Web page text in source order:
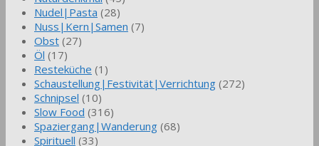
Nudel|Pasta (28)
Nuss|Kern|Samen (7)
Obst (27)
Öl (17)
Resteküche (1)
Schaustellung|Festivität|Verrichtung (272)
Schnipsel (10)
Slow Food (316)
Spaziergang|Wanderung (68)
Spirituell (33)